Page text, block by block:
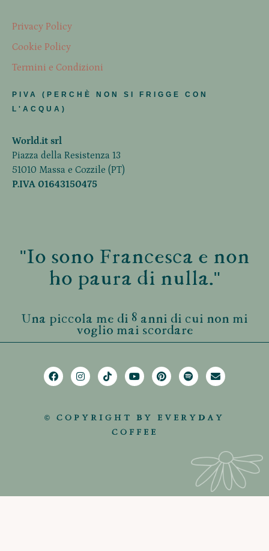
Privacy Policy
Cookie Policy
Termini e Condizioni
PIVA (PERCHÈ NON SI FRIGGE CON
L'ACQUA)
World.it srl
Piazza della Resistenza 13
51010 Massa e Cozzile (PT)
P.IVA 01643150475
"Io sono Francesca e non
ho paura di nulla."
Una piccola me di 8 anni di cui non mi
voglio mai scordare
© COPYRIGHT BY EVERYDAY
COFFEE